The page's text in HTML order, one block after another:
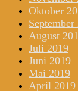
Oktober
September
August
Juli 2019
Juni 2019
Mai 2019
April 2019